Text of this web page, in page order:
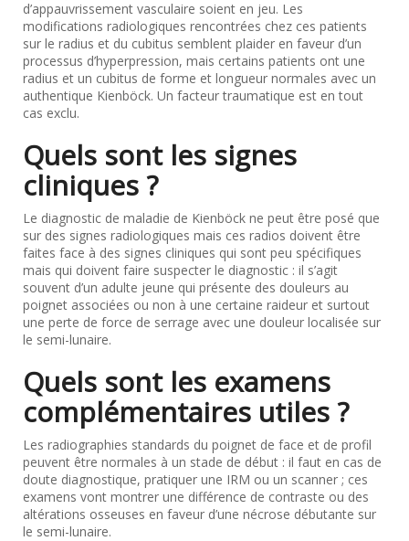
d’appauvrissement vasculaire soient en jeu. Les
modifications radiologiques rencontrées chez ces patients
sur le radius et du cubitus semblent plaider en faveur d’un
processus d’hyperpression, mais certains patients ont une
radius et un cubitus de forme et longueur normales avec un
authentique Kienböck. Un facteur traumatique est en tout
cas exclu.
Quels sont les signes
cliniques ?
Le diagnostic de maladie de Kienböck ne peut être posé que
sur des signes radiologiques mais ces radios doivent être
faites face à des signes cliniques qui sont peu spécifiques
mais qui doivent faire suspecter le diagnostic : il s’agit
souvent d’un adulte jeune qui présente des douleurs au
poignet associées ou non à une certaine raideur et surtout
une perte de force de serrage avec une douleur localisée sur
le semi-lunaire.
Quels sont les examens
complémentaires utiles ?
Les radiographies standards du poignet de face et de profil
peuvent être normales à un stade de début : il faut en cas de
doute diagnostique, pratiquer une IRM ou un scanner ; ces
examens vont montrer une différence de contraste ou des
altérations osseuses en faveur d’une nécrose débutante sur
le semi-lunaire.